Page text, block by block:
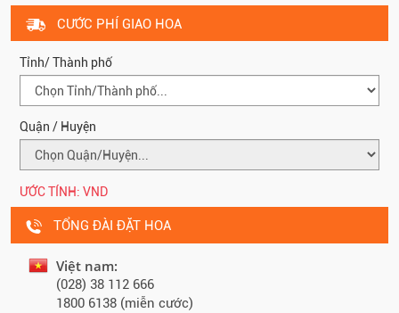
CƯỚC PHÍ GIAO HOA
Tỉnh/ Thành phố
Quận / Huyện
ƯỚC TÍNH: VND
TỔNG ĐÀI ĐẶT HOA
Việt nam:
(028) 38 112 666
1800 6138 (miễn cước)